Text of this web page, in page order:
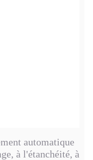
automatique
à l'étanchéité, à